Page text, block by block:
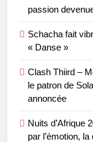
passion
Schacha fait
« Danse »
Clash Thiird –
le patron de
annoncée
Nuits d’Afrique
par l’émotion,